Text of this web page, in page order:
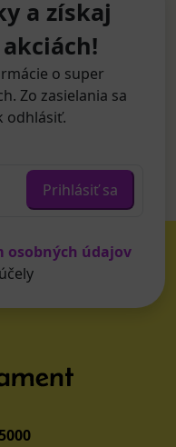
a získaj
o super
Zo zasielania sa
odhlásiť.
Prihlásiť sa
osobných údajov